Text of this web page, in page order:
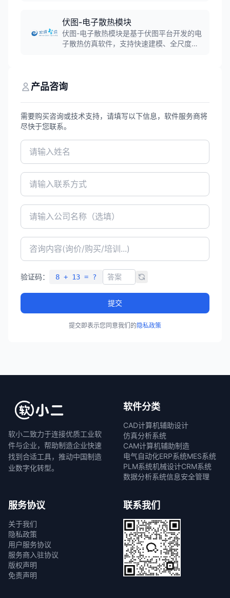
建模,实现桌面软件与云计算的结合,广泛应用
于产品设计、机械制造和工业设计领域。
伏图-电子散热模块
伏图-电子散热模块是基于伏图平台开发的电
子散热仿真软件，支持快速建模、全尺度热
产品咨询
需要购买咨询或技术支持，请填写以下信息，软件服务商将
尽快于您联系。
验证码： 8 + 13 = ?
提交
提交即表示您同意我们的隐私政策
软小二致力于连接优质工业软
件与企业，帮助制造企业快速
找到合适工具，推动中国制造
业数字化转型。
软件分类
CAD计算机辅助设计
仿真分析系统
CAM计算机辅助制造
电气自动化ERP系统MES系统
PLM系统机械设计CRM系统
数据分析系统信息安全管理
服务协议
关于我们
隐私政策
用户服务协议
服务商入驻协议
版权声明
免责声明
联系我们